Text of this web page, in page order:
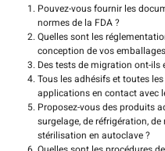
Pouvez-vous fournir les
normes de la FDA ?
Quelles sont les
conception de vos
Des tests de migration ont-ils
Tous les adhésifs et toutes
applications en contact avec
Proposez-vous des produits
surgelage, de réfrigération,
stérilisation en autoclave ?